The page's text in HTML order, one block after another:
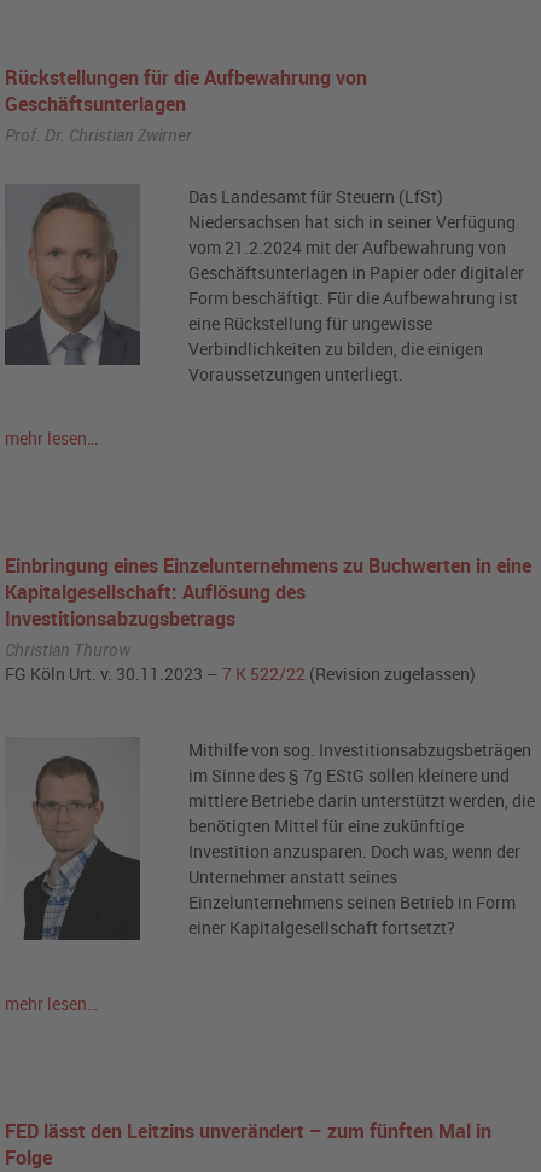
Rückstellungen für die Aufbewahrung von
Geschäftsunterlagen
Prof. Dr. Christian Zwirner
Das Landesamt für Steuern (LfSt)
Niedersachsen hat sich in seiner Verfügung
vom 21.2.2024 mit der Aufbewahrung von
Geschäftsunterlagen in Papier oder digitaler
Form beschäftigt. Für die Aufbewahrung ist
eine Rückstellung für ungewisse
Verbindlichkeiten zu bilden, die einigen
Voraussetzungen unterliegt.
mehr lesen…
Einbringung eines Einzelunternehmens zu Buchwerten in eine
Kapitalgesellschaft: Auflösung des
Investitionsabzugsbetrags
Christian Thurow
FG Köln Urt. v. 30.11.2023 –7 K 522/22 (Revision zugelassen)
Mithilfe von sog. Investitionsabzugsbeträgen
im Sinne des § 7g EStG sollen kleinere und
mittlere Betriebe darin unterstützt werden, die
benötigten Mittel für eine zukünftige
Investition anzusparen. Doch was, wenn der
Unternehmer anstatt seines
Einzelunternehmens seinen Betrieb in Form
einer Kapitalgesellschaft fortsetzt?
mehr lesen…
FED lässt den Leitzins unverändert – zum fünften Mal in
Folge